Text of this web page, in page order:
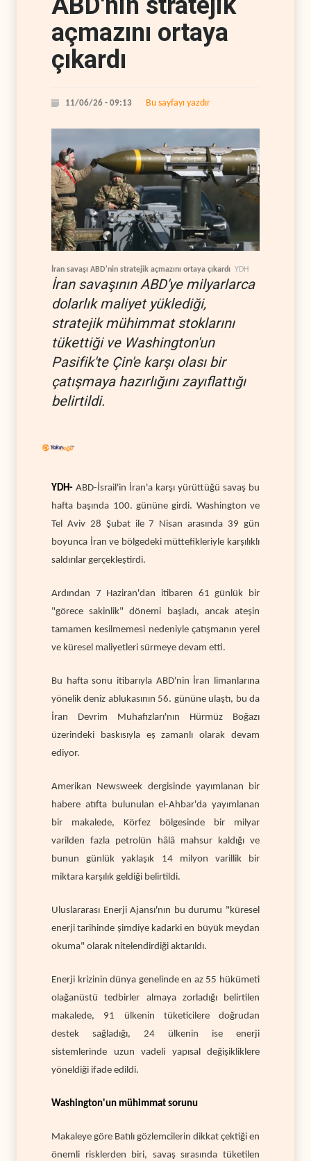
açmazını ortaya
çıkardı
11/06/26 - 09:13 Bu sayfayı yazdır
İran savaşı ABD'nin stratejik açmazını ortaya çıkardı YDH
İran savaşının ABD'ye milyarlarca
dolarlık maliyet yüklediği,
stratejik mühimmat stoklarını
tükettiği ve Washington'un
Pasifik'te Çin'e karşı olası bir
çatışmaya hazırlığını zayıflattığı
belirtildi.
YDH- ABD-İsrail'in İran'a karşı yürüttüğü savaş bu
hafta başında 100. gününe girdi. Washington ve
Tel Aviv 28 Şubat ile 7 Nisan arasında 39 gün
boyunca İran ve bölgedeki müttefikleriyle karşılıklı
saldırılar gerçekleştirdi.
Ardından 7 Haziran'dan itibaren 61 günlük bir
"görece sakinlik" dönemi başladı, ancak ateşin
tamamen kesilmemesi nedeniyle çatışmanın yerel
ve küresel maliyetleri sürmeye devam etti.
Bu hafta sonu itibarıyla ABD'nin İran limanlarına
yönelik deniz ablukasının 56. gününe ulaştı, bu da
İran Devrim Muhafızları'nın Hürmüz Boğazı
üzerindeki baskısıyla eş zamanlı olarak devam
ediyor.
Amerikan Newsweek dergisinde yayımlanan bir
habere atıfta bulunulan el-Ahbar'da yayımlanan
bir makalede, Körfez bölgesinde bir milyar
varilden fazla petrolün hâlâ mahsur kaldığı ve
bunun günlük yaklaşık 14 milyon varillik bir
miktara karşılık geldiği belirtildi.
Uluslararası Enerji Ajansı'nın bu durumu "küresel
enerji tarihinde şimdiye kadarki en büyük meydan
okuma" olarak nitelendirdiği aktarıldı.
Enerji krizinin dünya genelinde en az 55 hükümeti
olağanüstü tedbirler almaya zorladığı belirtilen
makalede, 91 ülkenin tüketicilere doğrudan
destek sağladığı, 24 ülkenin ise enerji
sistemlerinde uzun vadeli yapısal değişikliklere
yöneldiği ifade edildi.
Washington'un mühimmat sorunu
Makaleye göre Batılı gözlemcilerin dikkat çektiği en
önemli risklerden biri, savaş sırasında tüketilen